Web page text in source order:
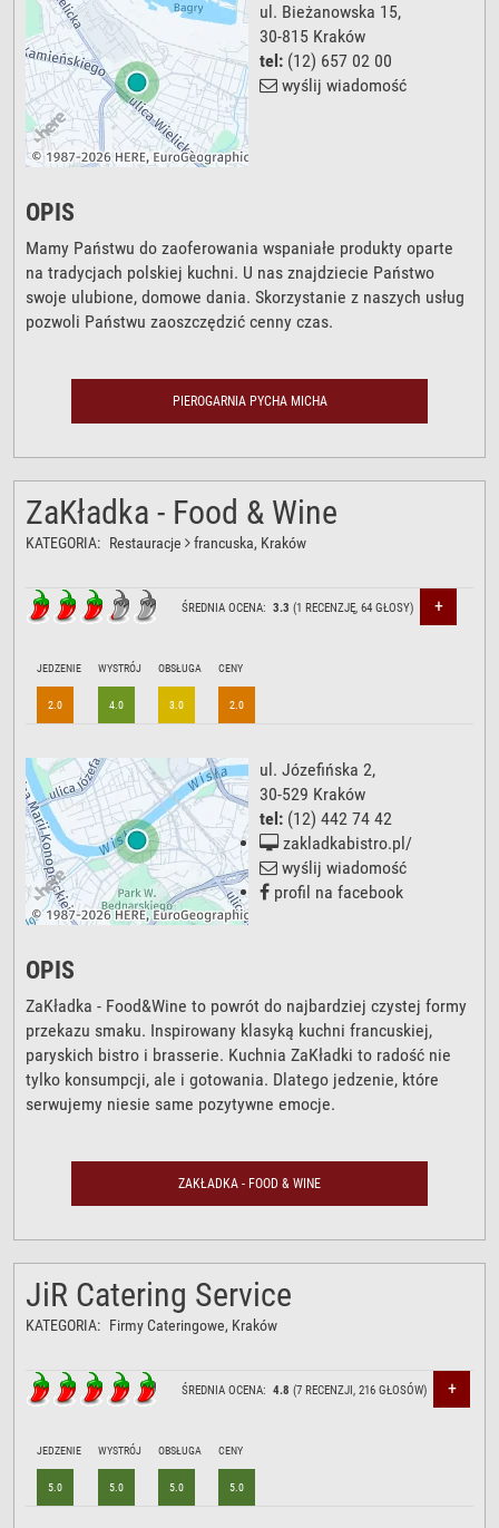
ul. Bieżanowska 15,
30-815 Kraków
tel: (12) 657 02 00
wyślij wiadomość
OPIS
Mamy Państwu do zaoferowania wspaniałe produkty oparte
na tradycjach polskiej kuchni. U nas znajdziecie Państwo
swoje ulubione, domowe dania. Skorzystanie z naszych usług
pozwoli Państwu zaoszczędzić cenny czas.
PIEROGARNIA PYCHA MICHA
ZaKładka - Food & Wine
KATEGORIA: Restauracje francuska, Kraków
ŚREDNIA OCENA:3.3 (1 RECENZJĘ,64 GŁOSY) +
JEDZENIE
2.0
WYSTRÓJ
4.0
OBSŁUGA
3.0
CENY
2.0
ul. Józefińska 2,
30-529 Kraków
tel: (12) 442 74 42
zakladkabistro.pl/
wyślij wiadomość
profil na facebook
OPIS
ZaKładka - Food&Wine to powrót do najbardziej czystej formy
przekazu smaku. Inspirowany klasyką kuchni francuskiej,
paryskich bistro i brasserie. Kuchnia ZaKładki to radość nie
tylko konsumpcji, ale i gotowania. Dlatego jedzenie, które
serwujemy niesie same pozytywne emocje.
ZAKŁADKA - FOOD & WINE
JiR Catering Service
KATEGORIA: Firmy Cateringowe, Kraków
ŚREDNIA OCENA:4.8 (7 RECENZJI,216 GŁOSÓW) +
JEDZENIE
5.0
WYSTRÓJ
5.0
OBSŁUGA
5.0
CENY
5.0